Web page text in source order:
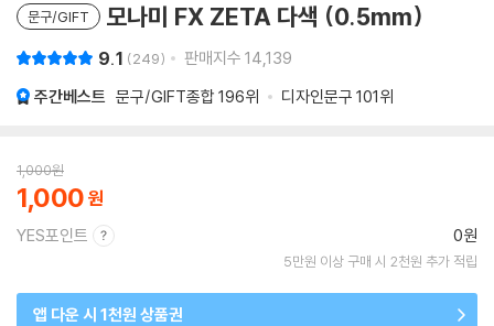
문구/GIFT 모나미 FX ZETA 다색 (0.5mm)
9.1 249 판매지수 14,139
주간베스트 문구/GIFT종합 196위 디자인문구 101위
1,000원
1,000
YES포인트 0원
5만원 이상 구매 시 2천원 추가 적립
앱 다운 시 1천원 상품권